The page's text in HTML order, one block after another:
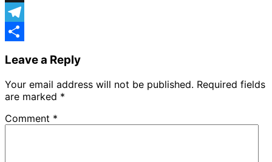
X
Telegram
Leave a Reply
Your email address will not be published. Required fields
are marked *
Comment *